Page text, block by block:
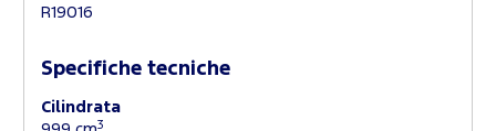
R19016
Specifiche tecniche
Cilindrata
3